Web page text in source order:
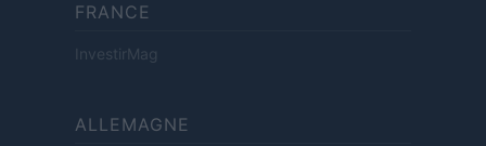
FRANCE
InvestirMag
ALLEMAGNE